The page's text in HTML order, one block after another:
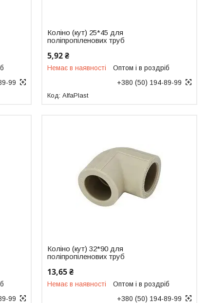
99
Коліно (кут) 25*45 для
поліпропіленових труб
5,92 ₴
Немає в наявності
Оптом і в роздріб
+380 (50) 194-89-99
AlfaPlast
99
Коліно (кут) 32*90 для
поліпропіленових труб
13,65 ₴
Немає в наявності
Оптом і в роздріб
+380 (50) 194-89-99